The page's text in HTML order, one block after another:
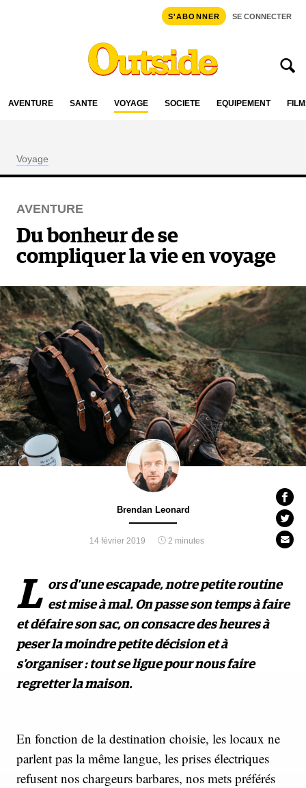
S'ABONNER SE CONNECTER
AVENTURE SANTÉ VOYAGE SOCIÉTÉ ÉQUIPEMENT
Voyage
AVENTURE
Du bonheur de se
compliquer la vie en voyage
Brendan Leonard
14 février 2019 2 minutes
L ors d’une escapade, notre petite routine
est mise à mal. On passe son temps à faire
et défaire son sac, on consacre des heures à
peser la moindre petite décision et à
s’organiser : tout se ligue pour nous faire
regretter la maison.
En fonction de la destination choisie, les locaux ne
parlent pas la même langue, les prises électriques
refusent nos chargeurs barbares, nos mets préférés